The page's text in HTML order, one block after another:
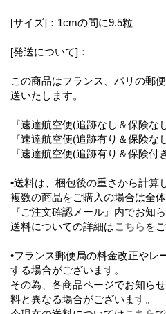
[サイズ]：1cmの間に9.5粒
[発送について]：
この商品はフランス、パリの郵
送いたします。
『速達航空便(追跡なし＆保険な
『速達航空便(追跡有り＆保険な
『速達航空便(追跡有り＆保険付
•送料は、梱包後の重さから計算
複数の商品をご購入の場合は全
『ご注文確認メール』内でお知ら
送料についての詳細はこちらを
•フランス郵便局の料金改正やレ
する場合がございます。
その為、各商品ページでお知ら
料と異なる場合がございます。